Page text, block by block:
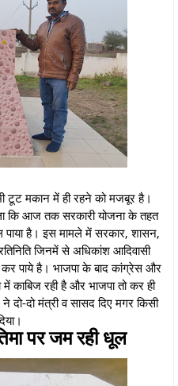
टूट मकान में ही रहने को मजबूर है।
कि आज तक सरकारी योजना के तहत
पाया है। इस मामले में सरकार, शासन,
जिनमें से अधिकांश आदिवासी
पाये है। भाजपा के बाद कांग्रेस और
काबिज रही है और भाजपा तो कर ही
दो-दो मंत्री व सासद दिए मगर किसी
पर जम रही धूल